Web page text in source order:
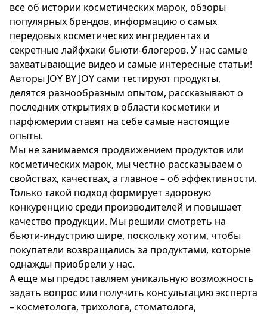
все об истории косметических марок, обзоры
популярных брендов, информацию о самых
передовых косметических ингредиентах и
секретные лайфхаки бьюти-блогеров. У нас самые
захватывающие видео и самые интересные статьи!
Авторы JOY BY JOY сами тестируют продукты,
делятся разнообразным опытом, рассказывают о
последних открытиях в области косметики и
парфюмерии ставят на себе самые настоящие
опыты.
Мы не занимаемся продвижением продуктов или
косметических марок, мы честно рассказываем о
свойствах, качествах, а главное – об эффективности.
Только такой подход формирует здоровую
конкуренцию среди производителей и повышает
качество продукции. Мы решили смотреть на
бьюти-индустрию шире, поскольку хотим, чтобы
покупатели возвращались за продуктами, которые
однажды приобрели у нас.
А еще мы предоставляем уникальную возможность
задать вопрос или получить консультацию эксперта
– косметолога, трихолога, стоматолога,